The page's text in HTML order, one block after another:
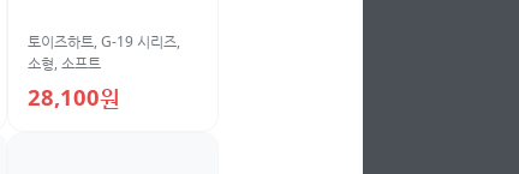
토이즈하트,G-19 시리즈,
소형,소프트
28,100원